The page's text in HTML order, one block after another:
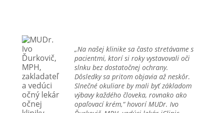
„Na našej klinike sa často stretávame s
pacientmi, ktorí si roky vystavovali oči
slnku bez dostatočnej ochrany.
Dôsledky sa pritom objavia až neskôr.
Slnečné okuliare by mali byť základom
výbavy každého človeka, rovnako ako
opaľovací krém,“ hovorí MUDr. Ivo